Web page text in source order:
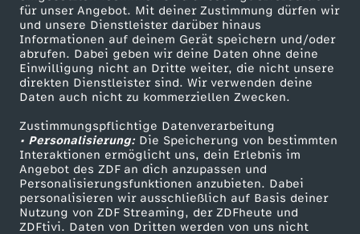
für unser Angebot. Mit deiner Zustimmung dürfen wir
und unsere Dienstleister darüber hinaus
Informationen auf deinem Gerät speichern und/oder
abrufen. Dabei geben wir deine Daten ohne deine
Einwilligung nicht an Dritte weiter, die nicht unsere
direkten Dienstleister sind. Wir verwenden deine
Daten auch nicht zu kommerziellen Zwecken.
Zustimmungspflichtige Datenverarbeitung
• Personalisierung:Die Speicherung von bestimmten
Interaktionen ermöglicht uns, dein Erlebnis im
Angebot des ZDF an dich anzupassen und
Personalisierungsfunktionen anzubieten. Dabei
personalisieren wir ausschließlich auf Basis deiner
Nutzung von ZDF Streaming, der ZDFheute und
ZDFtivi. Daten von Dritten werden von uns nicht
e
r
a
u
f
d
Mehr ZDF
ZDF-Apps
Smart TV
ZDFtext
Livestreams
Sendungen A-Z
TV-Programm
Service
ZDFmitreden
Kontakt zum ZDF
Tickets
Zuschauerservice
Hilfe